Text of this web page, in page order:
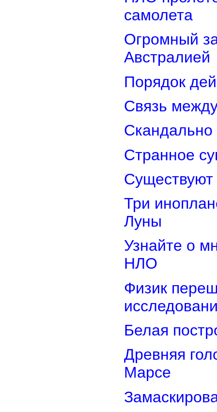
самолета
Огромный
Австралией
Порядок
Связь
Странное
Три
Луны
Узнайте о
НЛО
Физик
Белая
Древняя
Марсе